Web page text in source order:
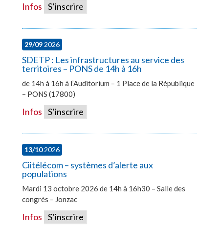
Infos S’inscrire
29/092026
SDETP : Les infrastructures au service des
territoires – PONS de 14h à 16h
de 14h à 16h à l’Auditorium – 1 Place de la République
– PONS (17800)
Infos S’inscrire
13/102026
Ciitélécom – systèmes d’alerte aux
populations
Mardi 13 octobre 2026 de 14h à 16h30 – Salle des
congrès – Jonzac
Infos S’inscrire